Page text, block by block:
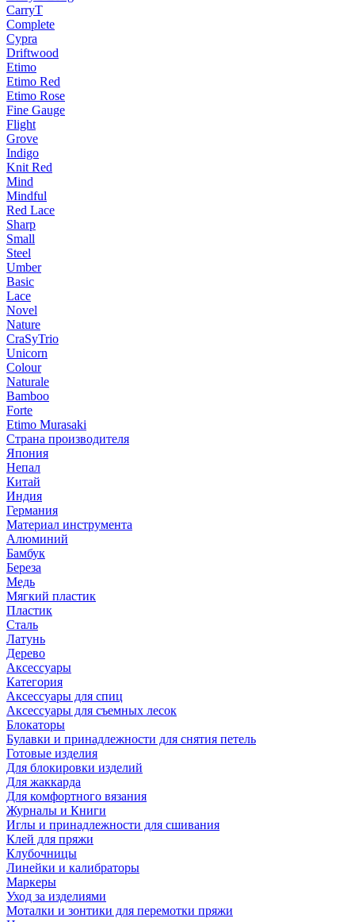
CarryT
Complete
Cypra
Driftwood
Etimo
Etimo Red
Etimo Rose
Fine Gauge
Flight
Grove
Indigo
Knit Red
Mind
Mindful
Red Lace
Sharp
Small
Steel
Umber
Basic
Lace
Novel
Nature
CraSyTrio
Unicorn
Colour
Naturale
Bamboo
Forte
Etimo Murasaki
Страна производителя
Япония
Непал
Китай
Индия
Германия
Материал инструмента
Алюминий
Бамбук
Береза
Медь
Мягкий пластик
Пластик
Сталь
Латунь
Дерево
Аксессуары
Категория
Аксессуары для спиц
Аксессуары для съемных лесок
Блокаторы
Булавки и принадлежности для снятия петель
Готовые изделия
Для блокировки изделий
Для жаккарда
Для комфортного вязания
Журналы и Книги
Иглы и принадлежности для сшивания
Клей для пряжи
Клубочницы
Линейки и калибраторы
Маркеры
Уход за изделиями
Моталки и зонтики для перемотки пряжи